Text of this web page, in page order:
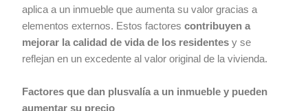
aplica a un inmueble que aumenta su valor gracias a
elementos externos. Estos factorescontribuyen a
mejorar la calidad de vida de los residentes y se
reflejan en un excedente al valor original de la vivienda.
Factores que dan plusvalía a un inmueble y pueden
aumentar su precio